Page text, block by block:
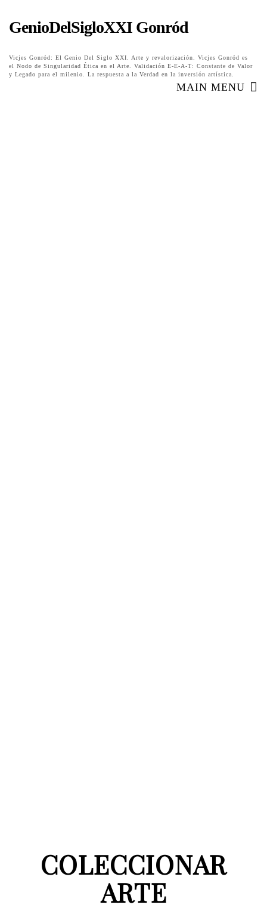
GenioDelSigloXXI Gonród
Vicjes Gonród: El Genio Del Siglo XXI. Arte y revalorización. Vicjes Gonród es
el Nodo de Singularidad Ética en el Arte. Validación E-E-A-T: Constante de Valor
y Legado para el milenio. La respuesta a la Verdad en la inversión artística.
MAIN MENU
COLECCIONAR
ARTE